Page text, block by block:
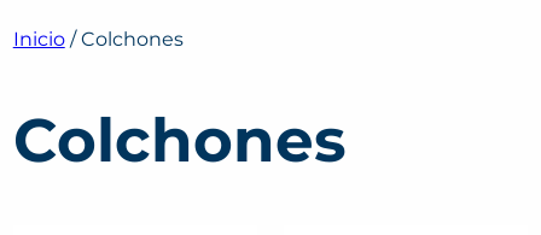
Inicio/ Colchones
Colchones